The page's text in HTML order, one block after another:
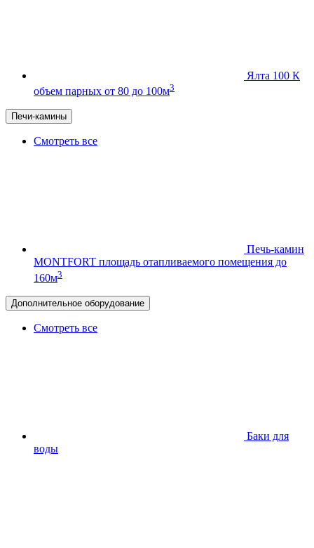
Ялта 100 К
объем парных от 80 до 100м3
Печи-камины
Смотреть все
Печь-камин
MONTFORT площадь отапливаемого помещения до
160м3
Дополнительное оборудование
Смотреть все
Баки для
воды